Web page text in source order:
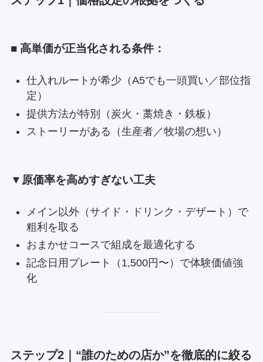
■ 高単価が正当化される条件：
仕入れルートが希少（A5でも一頭買い／部位指
定）
提供方法が特別（炭火・藁焼き・鉄板）
ストーリーがある（生産者／牧場の想い）
▼原価率を高めすぎない工夫
メイン以外（サイド・ドリンク・デザート）で
粗利を取る
おまかせコースで組成を最適化する
記念日用プレート（1,500円〜）で体験価値強
化
ステップ2｜“誰のための店か”を徹底的に絞る